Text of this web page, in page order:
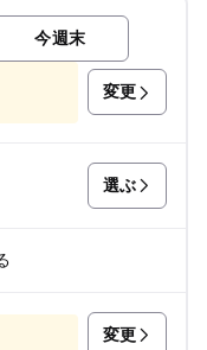
今週末
変更
選ぶ
変更